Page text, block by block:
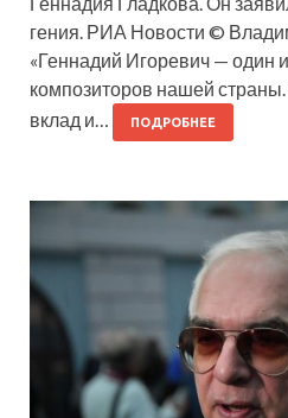
гения. РИА Новости ©
«Геннадий Игоревич — один
композиторов нашей
вклад и…
ПОДРОБНЕЕ